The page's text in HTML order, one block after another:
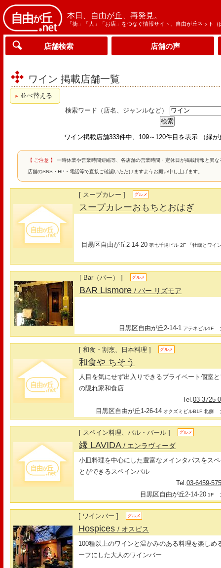
本日、自由が丘、再発見。
「街」「人」「お店」をつなぐ情報サイト、自由が丘ネット（
店舗検索 店舗の声
ワイン 掲載店舗一覧
並べ替える
検索ワード（店名、ジャンルなど）
ワイン掲載店舗333件中、109～120件目を表示 （緑
【 ご注意 】 一時休業や営業時間短縮等、各店舗の営業時間・定休日が掲載情報と異
店舗のSNS・HP・電話等で直接ご確認いただけますようお願い申し上げます。
[ スープカレー ] グルメ
スープカレーおもちとおはぎ
目黒区自由が丘2-14-20 第七千陽ビル 2F 「牡蠣とワイ
[ Bar（バー） ] グルメ
BAR Lismore/ バー リズモア
目黒区自由が丘2-14-1 アテネビル1F
[ 和食・割烹、日本料理 ] グルメ
和食や ちそう
人目を気にせず出入りできるプライベート個室
の隠れ家和食店
Tel.03-3725-
目黒区自由が丘1-26-14 オクズミビルB1F 北側
[ スペイン料理、バル・バール ] グルメ
縁 LAVIDA/ エンラヴィーダ
小皿料理を中心にした豊富なメインタパスをス
とができるスペインバル
Tel.03-6459-
目黒区自由が丘2-14-20 1F
[ ワインバー ] グルメ
Hospices/ オスピス
100種以上のワインと温かみのある料理を楽しめ
ーフにした大人のワインバー